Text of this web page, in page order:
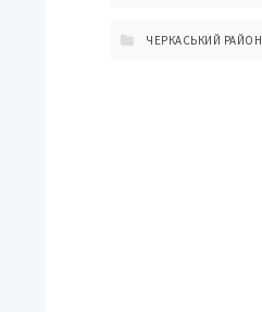
ЧЕРКАСЬКИЙ РАЙОН